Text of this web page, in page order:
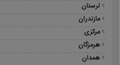
لرستان
مازندران
مرکزی
هرمزگان
همدان